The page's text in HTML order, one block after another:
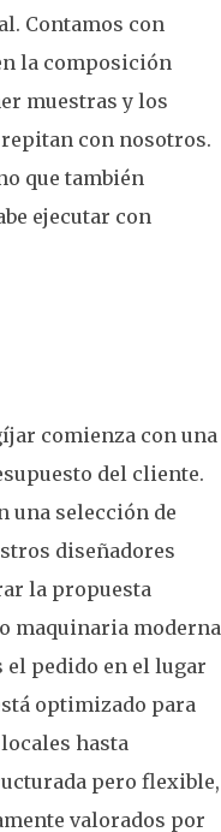
Contamos con
la composición
muestras y los
con nosotros.
que también
ejecutar con
comienza con una
del cliente.
una selección de
diseñadores
la propuesta
maquinaria moderna
el pedido en el lugar
optimizado para
hasta
pero flexible,
valorados por